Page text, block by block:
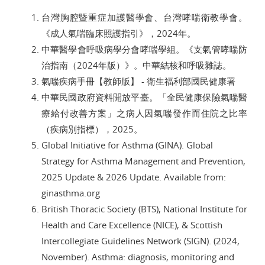
台灣胸腔暨重症加護醫學會、台灣哮喘衛教學會。
《成人氣喘臨床照護指引》，2024年。
中華醫學會呼吸病學分會哮喘學組。《支氣管哮喘防
治指南（2024年版）》。中華結核和呼吸雜誌。
氣喘疾病手冊【教師版】 - 衛生福利部國民健康署
中華民國政府資料開放平臺。「全民健康保險氣喘醫
療給付改善方案」之病人因氣喘發作而住院之比率
（疾病別指標），2025。
Global Initiative for Asthma (GINA). Global
Strategy for Asthma Management and Prevention,
2025 Update & 2026 Update. Available from:
ginasthma.org
British Thoracic Society (BTS), National Institute for
Health and Care Excellence (NICE), & Scottish
Intercollegiate Guidelines Network (SIGN). (2024,
November). Asthma: diagnosis, monitoring and